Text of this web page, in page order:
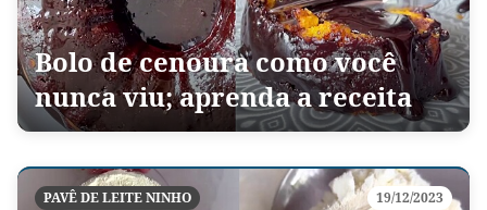
Bolo de cenoura como você
nunca viu; aprenda a receita
PAVÊ DE LEITE NINHO 19/12/2023